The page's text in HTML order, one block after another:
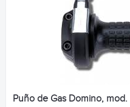
Puño de Gas Domino,